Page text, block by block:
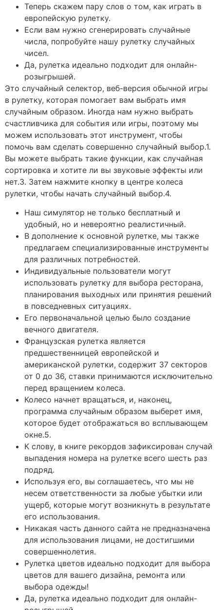
Теперь скажем пару слов о том, как играть в
европейскую рулетку.
Если вам нужно сгенерировать случайные
числа, попробуйте нашу рулетку случайных
чисел.
Да, рулетка идеально подходит для онлайн-
розыгрышей.
Это случайный селектор, веб-версия обычной игры
в рулетку, которая помогает вам выбрать имя
случайным образом. Иногда нам нужно выбрать
счастливчика для события или игры, поэтому мы
можем использовать этот инструмент, чтобы
помочь вам сделать совершенно случайный выбор.1.
Вы можете выбрать такие функции, как случайная
сортировка и хотите ли вы звуковые эффекты или
нет.3. Затем нажмите кнопку в центре колеса
рулетки, чтобы начать случайный выбор.4.
Наш симулятор не только бесплатный и
удобный, но и невероятно реалистичный.
В дополнение к основной рулетке, мы также
предлагаем специализированные инструменты
для различных потребностей.
Индивидуальные пользователи могут
использовать рулетку для выбора ресторана,
планирования выходных или принятия решений
в повседневных ситуациях.
Его первоначальной целью было создание
вечного двигателя.
Французская рулетка является
предшественницей европейской и
американской рулетки, содержит 37 секторов
от 0 до 36, ставки принимаются исключительно
перед вращением колеса.
Колесо начнет вращаться, и, наконец,
программа случайным образом выберет имя,
которое будет отображаться во всплывающем
окне.5.
К слову, в книге рекордов зафиксирован случай
выпадения номера на рулетке всего шесть раз
подряд.
Используя его, вы соглашаетесь, что мы не
несем ответственности за любые убытки или
ущерб, которые могут возникнуть в результате
его использования.
Никакая часть данного сайта не предназначена
для использования лицами, не достигшими
совершеннолетия.
Рулетка цветов идеально подходит для выбора
цветов для вашего дизайна, ремонта или
выбора одежды!
Да, рулетка идеально подходит для онлайн-